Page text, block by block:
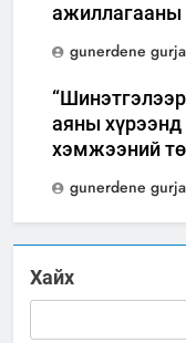
ажиллагааны
gunerdene
аяны хүрээнд
хэмжээний
gunerdene
Хайх